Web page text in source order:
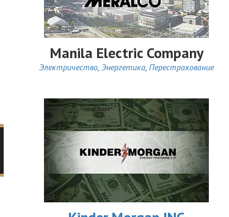
Manila Electric Company
Электричество, Энергетика, Перестрахование